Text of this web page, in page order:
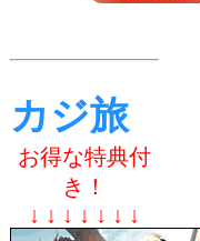
カジ旅
お得な特典付
き！
↓ ↓ ↓ ↓ ↓ ↓ ↓